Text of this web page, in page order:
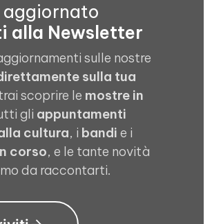
aggiornato
alla Newsletter
sulle nostre
sulla tua
scoprire le mostre in
gli appuntamenti
cultura, i bandi e i
corso, e le tante novità
da raccontarti.